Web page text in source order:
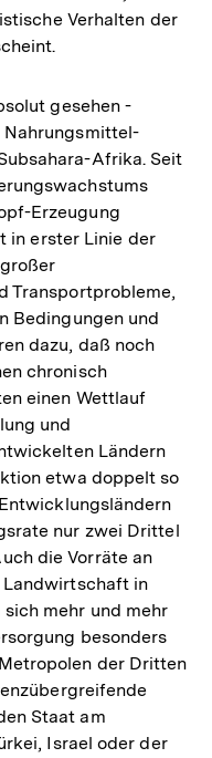
Verhalten der
gesehen -
Afrika. Seit
Erzeugung
in erster Linie der
Transportprobleme,
Bedingungen und
dazu, daß noch
chronisch
einen Wettlauf
und
Ländern
etwa doppelt so
nur zwei Drittel
die Vorräte an
Landwirtschaft in
mehr und mehr
besonders
der Dritten
Staat am
Israel oder der